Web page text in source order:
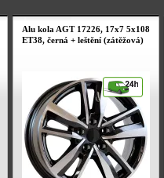
Alu kola AGT 17226, 17x7 5x108
ET38, černá + leštění (zátěžová)